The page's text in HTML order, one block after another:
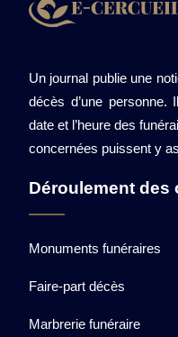
Un journal publie une
décès d’une personne.
date et l’heure des
concernées puissent y
Déroulement des
Monuments funéraires
Faire-part décès
Marbrerie funéraire